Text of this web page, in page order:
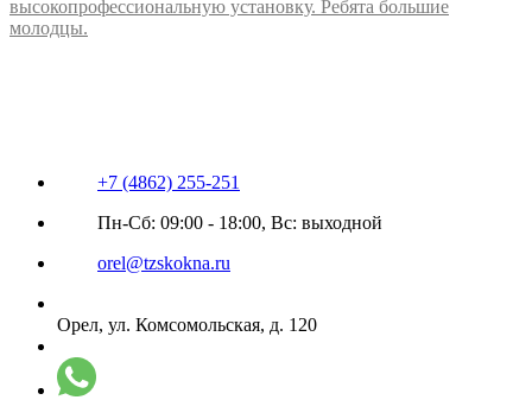
высокопрофессиональную установку. Ребята большие
молодцы.
+7 (4862) 255-251
Пн-Сб: 09:00 - 18:00, Вс: выходной
orel@tzskokna.ru
Орел, ул. Комсомольская, д. 120